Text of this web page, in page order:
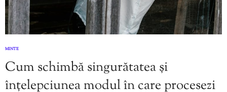
MINTE
Cum schimbă singurătatea și
înțelepciunea modul în care procesezi